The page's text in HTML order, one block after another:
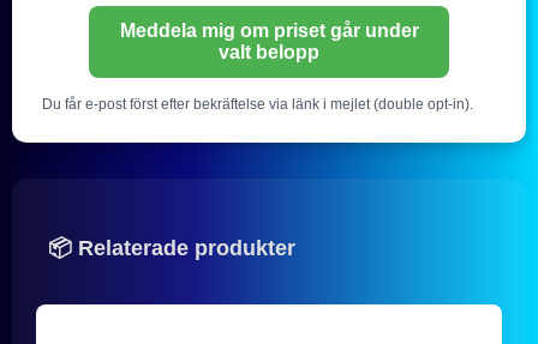
Meddela mig om priset går under
valt belopp
Du får e-post först efter bekräftelse via länk i mejlet (double opt-in).
📦 Relaterade produkter